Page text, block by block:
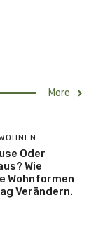
More
Oder
Wie
Wohnformen
Verändern.